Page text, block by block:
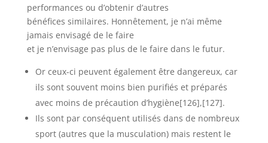
performances ou d’obtenir d’autres
bénéfices similaires. Honnêtement, je n’ai même
jamais envisagé de le faire
et je n’envisage pas plus de le faire dans le futur.
Or ceux-ci peuvent également être dangereux, car
ils sont souvent moins bien purifiés et préparés
avec moins de précaution d’hygiène[126],[127].
Ils sont par conséquent utilisés dans de nombreux
sport (autres que la musculation) mais restent le